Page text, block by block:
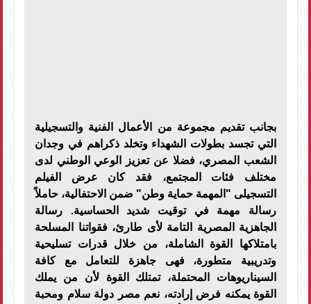
بجانب تقديم مجموعة من الأعمال الفنية والتسجيلية
التي تجسد بطولات الشهداء وتخلد ذكراهم في وجدان
الشعب المصري، فضلا عن تعزيز الوعي الوطني لدى
مختلف فئات المجتمع، فقد كان عرض الفيلم
التسجيلى "المهمة حماية وطن" ضمن الاحتفالية، حاملاً
رسالة مهمة في توقيت شديد الحساسية. رسالة
الجاهزية المصرية التامة لأى طارئ، فقواتنا المسلحة
بامتلاكها القوة الشاملة، من خلال قدرات تسليحية
وتدريبية متطورة، فهى جاهزة للتعامل مع كافة
السيناريوهات المحتملة، تمتلك القوة لأن من يملك
القوة يمكنه فرض إرادته، نعم مصر دولة سلام ومحبة